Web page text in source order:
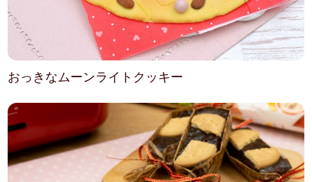
おっきなムーンライトクッキー